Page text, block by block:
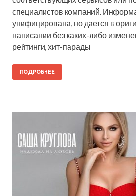
специалистов компаний.
унифицирована, но дается в
написании без каких-либо
рейтинги, хит-парады
ПОДРОБНЕЕ